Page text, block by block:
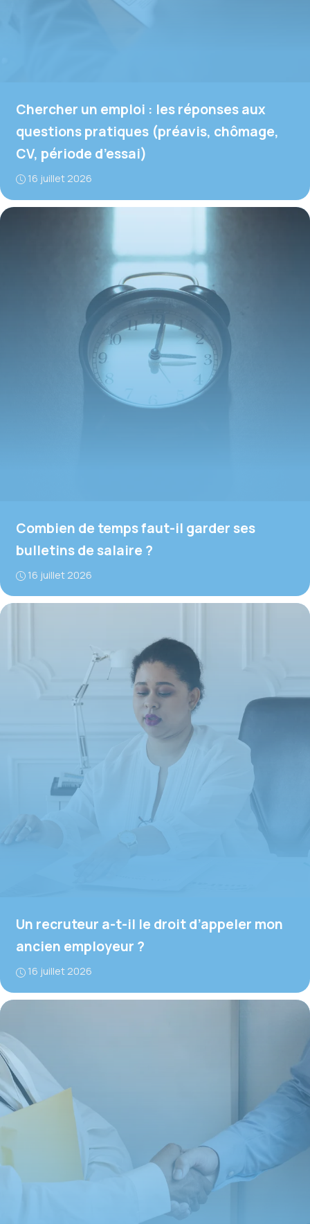
Chercher un emploi : les réponses aux
questions pratiques (préavis, chômage,
CV, période d’essai)
16 juillet 2026
Combien de temps faut-il garder ses
bulletins de salaire ?
16 juillet 2026
Un recruteur a-t-il le droit d’appeler mon
ancien employeur ?
16 juillet 2026